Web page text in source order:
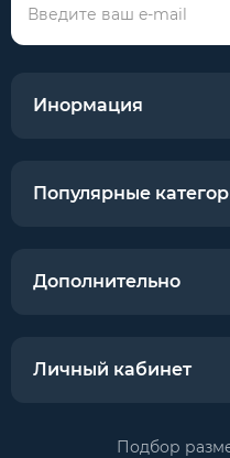
Инормация
Популярные
Дополнительно
Личный кабинет
Подбор